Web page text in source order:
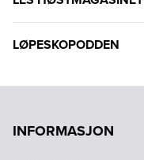
LØPESKOPODDEN
INFORMASJON